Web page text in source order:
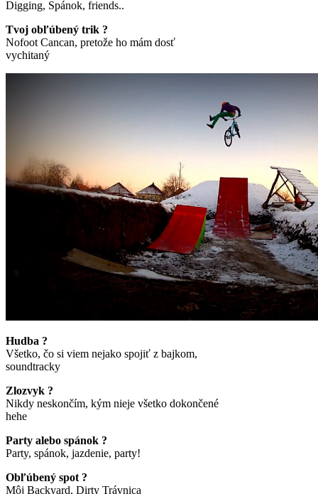
Digging, Spánok, friends..
Tvoj obľúbený trik ?
Nofoot Cancan, pretože ho mám dosť
vychitaný
Hudba ?
Všetko, čo si viem nejako spojiť z bajkom,
soundtracky
Zlozvyk ?
Nikdy neskončím, kým nieje všetko dokončené
hehe
Party alebo spánok ?
Party, spánok, jazdenie, party!
Obľúbený spot ?
Môj Backyard, Dirty Trávnica